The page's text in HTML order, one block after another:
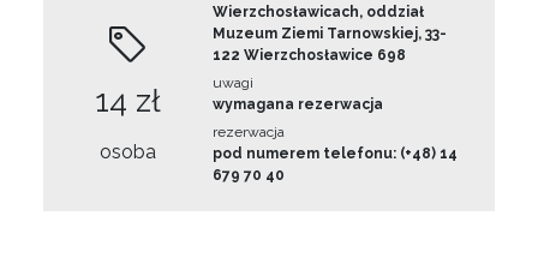
14 zł
osoba
Wierzchosławicach, oddział
Muzeum Ziemi Tarnowskiej, 33-
122 Wierzchosławice 698
uwagi
wymagana rezerwacja
rezerwacja
pod numerem telefonu: (+48) 14
679 70 40